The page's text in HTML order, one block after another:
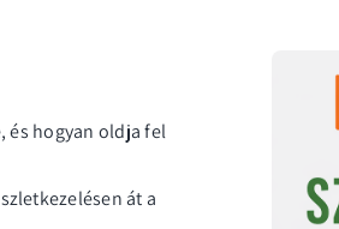
és hogyan oldja fel
át a